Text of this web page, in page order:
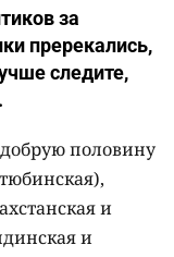
за
пререкались,
следите,
половину
и
и